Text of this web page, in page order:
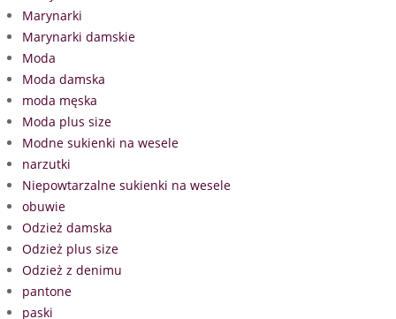
Marynarki
Marynarki damskie
Moda
Moda damska
moda męska
Moda plus size
Modne sukienki na wesele
narzutki
Niepowtarzalne sukienki na wesele
obuwie
Odzież damska
Odzież plus size
Odzież z denimu
pantone
paski